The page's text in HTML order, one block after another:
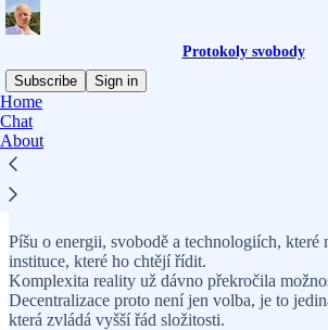
Protokoly svobody
Subscribe
Sign in
Home
Chat
About
Why subscribe?
Píšu o energii, svobodě a technologiích, které
instituce, které ho chtějí řídit.
Komplexita reality už dávno překročila
Decentralizace proto není jen volba, je to
která zvládá vyšší řád složitosti.